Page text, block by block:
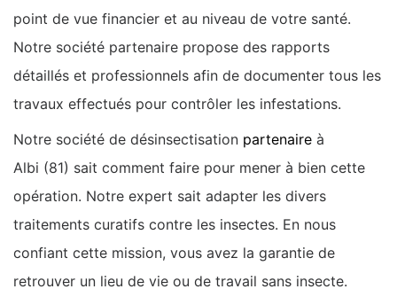
point de vue financier et au niveau de votre santé.
Notre société partenaire propose des rapports
détaillés et professionnels afin de documenter tous les
travaux effectués pour contrôler les infestations.
Notre société de désinsectisation partenaire à
Albi (81) sait comment faire pour mener à bien cette
opération. Notre expert sait adapter les divers
traitements curatifs contre les insectes. En nous
confiant cette mission, vous avez la garantie de
retrouver un lieu de vie ou de travail sans insecte.